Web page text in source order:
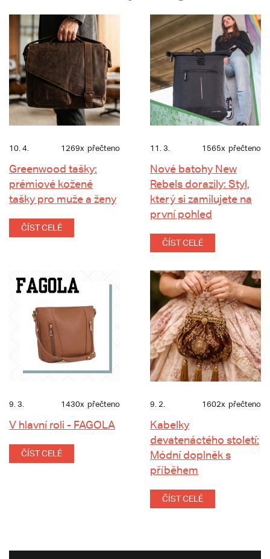
10. 4. 1269x přečteno
Greenwood tašky:
prémiové kožené
tašky pro muže a ženy
ČÍST CELÉ
11. 3. 1565x přečteno
Nové batohy New
Rebels dorazily: Styl,
který si zamilujete na
první pohled
ČÍST CELÉ
9. 3. 1430x přečteno
V hlavní roli - FAGOLA
ČÍST CELÉ
9. 2. 1602x přečteno
Kabelky
devatenáctého století:
Módní doplněk s
příběhem
ČÍST CELÉ